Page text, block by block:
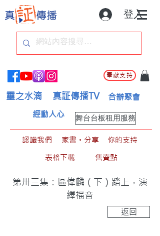
登入
奉獻支持
靈之水滴 真証傳播TV 合辦聚會
舞台台板租用服務
經動人心
認識我們 家書。分享
你的支持
表格下載
售賣點
第卅三集：區偉麟（下）踏上，演
繹福音
返回